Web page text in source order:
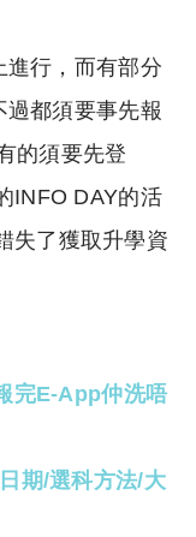
進行，而有部分
過都須要事先報
的須要先登
INFO DAY的活
失了獲取升學資
完E-App仲洗唔
期/選科方法/大